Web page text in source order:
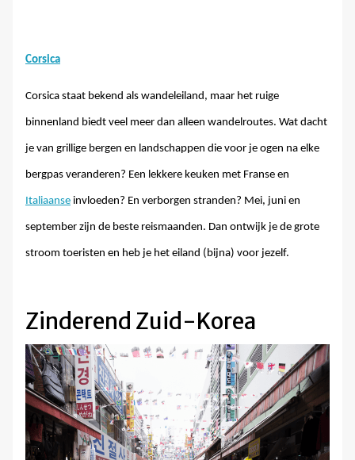
Corsica
Corsica staat bekend als wandeleiland, maar het ruige
binnenland biedt veel meer dan alleen wandelroutes. Wat dacht
je van grillige bergen en landschappen die voor je ogen na elke
bergpas veranderen? Een lekkere keuken met Franse en
Italiaanse invloeden? En verborgen stranden? Mei, juni en
september zijn de beste reismaanden. Dan ontwijk je de grote
stroom toeristen en heb je het eiland (bijna) voor jezelf.
Zinderend Zuid-Korea